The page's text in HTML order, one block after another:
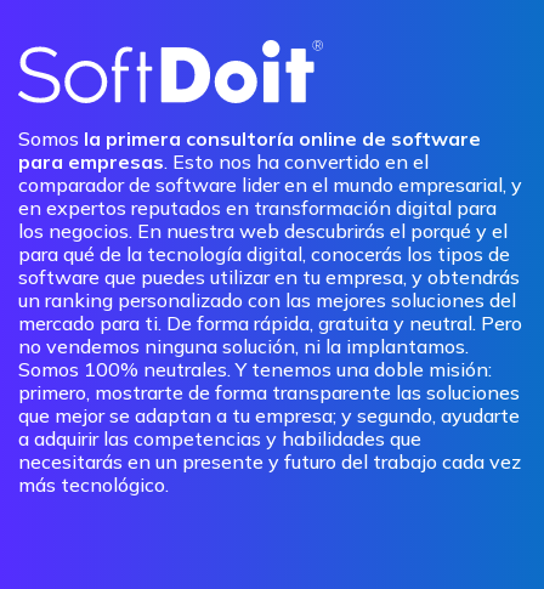
Somos la primera consultoría online de software
para empresas. Esto nos ha convertido en el
comparador de software lider en el mundo empresarial, y
en expertos reputados en transformación digital para
los negocios. En nuestra web descubrirás el porqué y el
para qué de la tecnología digital, conocerás los tipos de
software que puedes utilizar en tu empresa, y obtendrás
un ranking personalizado con las mejores soluciones del
mercado para ti. De forma rápida, gratuita y neutral. Pero
no vendemos ninguna solución, ni la implantamos.
Somos 100% neutrales. Y tenemos una doble misión:
primero, mostrarte de forma transparente las soluciones
que mejor se adaptan a tu empresa; y segundo, ayudarte
a adquirir las competencias y habilidades que
necesitarás en un presente y futuro del trabajo cada vez
más tecnológico.